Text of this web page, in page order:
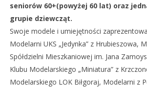
seniorów 60+(powyżej 60 lat) oraz
grupie dziewcząt.
Swoje modele i umiejętności
Modelarni UKS „Jedynka” z Hrubieszowa,
Spółdzielni Mieszkaniowej im. Jana
Klubu Modelarskiego „Miniatura” z
Modelarskiego LOK Biłgoraj, Modelarni z